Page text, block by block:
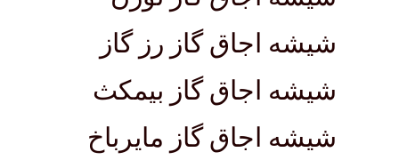
شیشه اجاق گاز رز گاز
شیشه اجاق گاز بیمکث
شیشه اجاق گاز مایرباخ